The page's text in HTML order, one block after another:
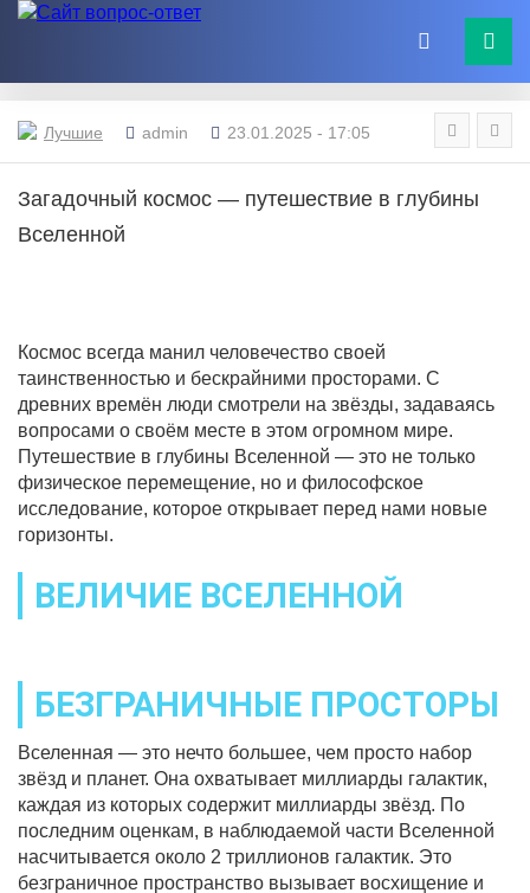
Лучшие admin 23.01.2025 - 17:05
Загадочный космос — путешествие в глубины
Вселенной
Космос всегда манил человечество своей
таинственностью и бескрайними просторами. С
древних времён люди смотрели на звёзды, задаваясь
вопросами о своём месте в этом огромном мире.
Путешествие в глубины Вселенной — это не только
физическое перемещение, но и философское
исследование, которое открывает перед нами новые
горизонты.
ВЕЛИЧИЕ ВСЕЛЕННОЙ
БЕЗГРАНИЧНЫЕ ПРОСТОРЫ
Вселенная — это нечто большее, чем просто набор
звёзд и планет. Она охватывает миллиарды галактик,
каждая из которых содержит миллиарды звёзд. По
последним оценкам, в наблюдаемой части Вселенной
насчитывается около 2 триллионов галактик. Это
безграничное пространство вызывает восхищение и